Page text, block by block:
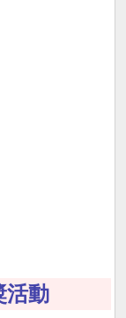
活動